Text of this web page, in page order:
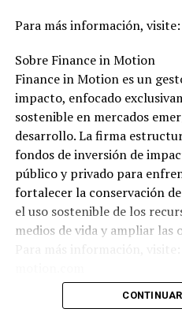
Para más información,
Sobre Finance in Motion
Finance in Motion es un
impacto, enfocado
sostenible en mercados
desarrollo. La firma
fondos de inversión de
público y privado para
fortalecer la conservación
el uso sostenible de los
medios de vida y ampliar las